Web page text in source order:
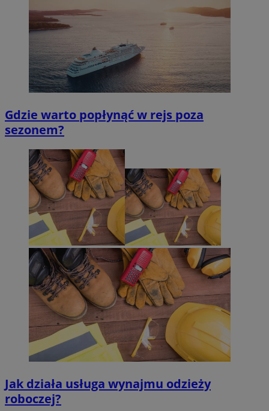
Gdzie warto popłynąć w rejs poza
sezonem?
Jak działa usługa wynajmu odzieży
roboczej?